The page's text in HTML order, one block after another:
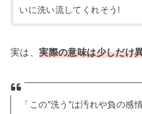
いに洗い流してくれそう!
実は、実際の意味は少しだけ
「この”洗う”は汚れや負の感